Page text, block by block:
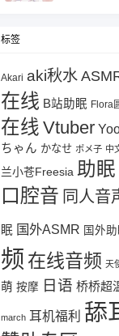
标签
Akari aki秋水
在线 B站助眠 Flora
在线 Vtuber
ちゃん かなせ ポメ子 中
兰小苍Freesia 助眠
口腔音 同人音
眠 国外ASMR 国外
频 在线音频 天
萌 按摩 日语 桥桥超
march 耳机福利 舔